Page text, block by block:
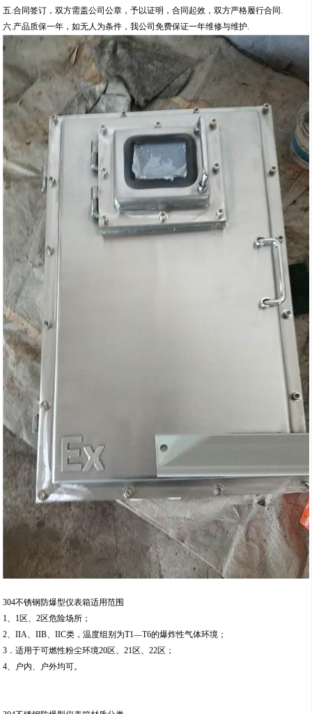
五.合同签订，双方需盖公司公章，予以证明，合同起效，双方严格履行合同.
六.产品质保一年，如无人为条件，我公司免费保证一年维修与维护.
304不锈钢防爆型仪表箱适用范围
1、1区、2区危险场所；
2、IIA、IIB、IIC类，温度组别为T1—T6的爆炸性气体环境；
3．适用于可燃性粉尘环境20区、21区、22区；
4、户内、户外均可。